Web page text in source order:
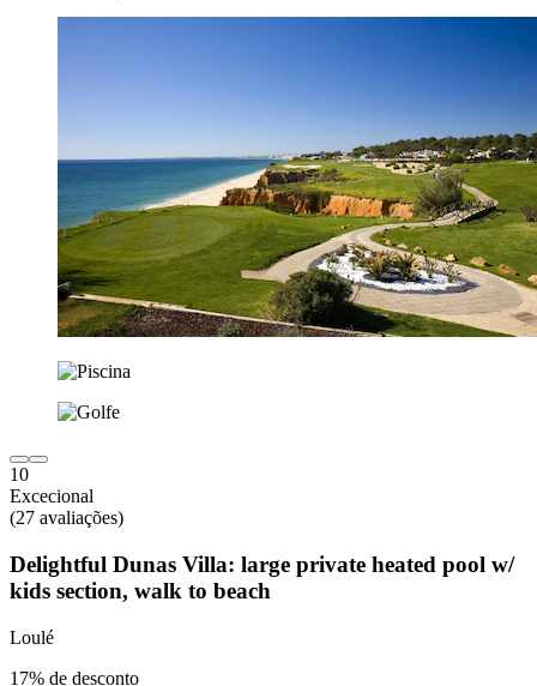
10
Excecional
(27 avaliações)
Delightful Dunas Villa: large private heated pool w/
kids section, walk to beach
Loulé
17% de desconto